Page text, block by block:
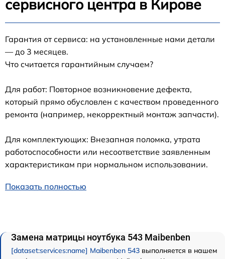
сервисного центра в Кирове
Гарантия от сервиса: на установленные нами детали
— до 3 месяцев.
Что считается гарантийным случаем?
Для работ: Повторное возникновение дефекта,
который прямо обусловлен с качеством проведенного
ремонта (например, некорректный монтаж запчасти).
Для комплектующих: Внезапная поломка, утрата
работоспособности или несоответствие заявленным
характеристикам при нормальном использовании.
Показать полностью
Замена матрицы ноутбука 543 Maibenben
[dataset:services:name] Maibenben 543 выполняется в нашем